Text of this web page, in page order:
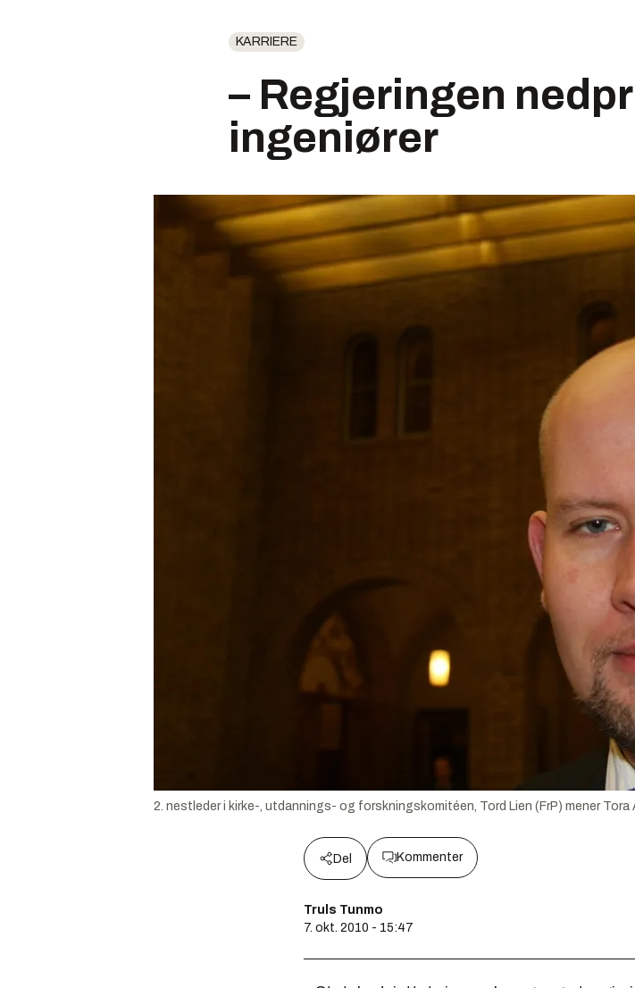
KARRIERE
– Regjeringen
ingeniører
2. nestleder i kirke-, utdannings- og forskningskomitéen, Tord Lien (FrP) mener
Del Kommenter
Truls Tunmo
7. okt. 2010 - 15:47